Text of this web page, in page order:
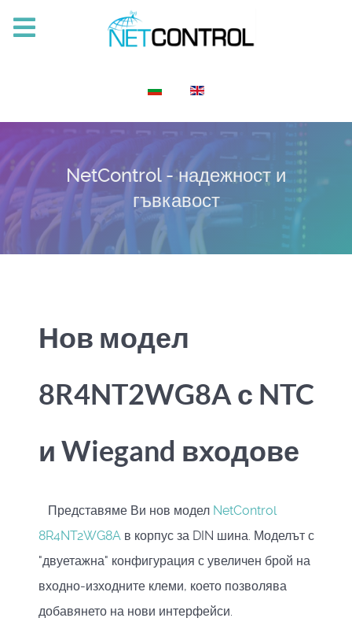
NetControl - надежност и
гъвкавост
Нов модел
8R4NT2WG8A с NTC
и Wiegand входове
Представяме Ви нов модел NetControl
8R4NT2WG8A в корпус за DIN шина. Моделът с
"двуетажна" конфигурация с увеличен брой на
входно-изходните клеми, което позволява
добавянето на нови интерфейси.